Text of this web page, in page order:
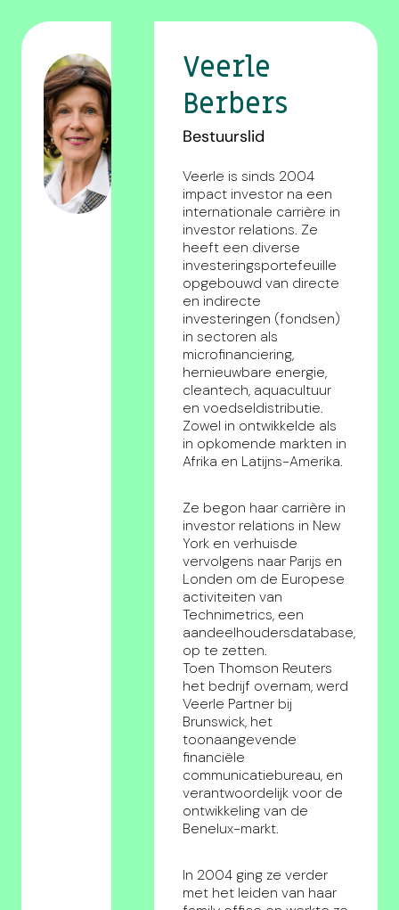
Veerle
Berbers
Bestuurslid
Veerle is sinds 2004
impact investor na een
internationale carrière in
investor relations. Ze
heeft een diverse
investeringsportefeuille
opgebouwd van directe
en indirecte
investeringen (fondsen)
in sectoren als
microfinanciering,
hernieuwbare energie,
cleantech, aquacultuur
en voedseldistributie.
Zowel in ontwikkelde als
in opkomende markten in
Afrika en Latijns-Amerika.
Ze begon haar carrière in
investor relations in New
York en verhuisde
vervolgens naar Parijs en
Londen om de Europese
activiteiten van
Technimetrics, een
aandeelhoudersdatabase,
op te zetten.
Toen Thomson Reuters
het bedrijf overnam, werd
Veerle Partner bij
Brunswick, het
toonaangevende
financiële
communicatiebureau, en
verantwoordelijk voor de
ontwikkeling van de
Benelux-markt.
In 2004 ging ze verder
met het leiden van haar